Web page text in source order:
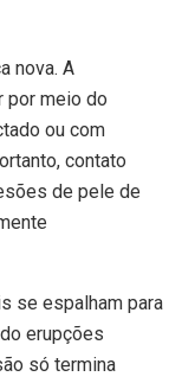
nova. A
por meio do
ou com
contato
de pele de
se espalham para
erupções
só termina